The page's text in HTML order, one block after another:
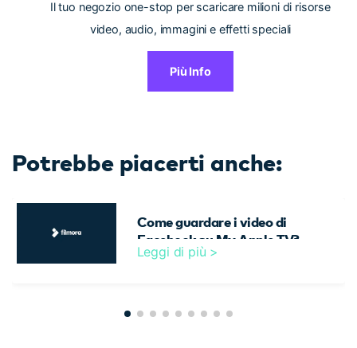
Il tuo negozio one-stop per scaricare milioni di risorse
video, audio, immagini e effetti speciali
Più Info
Potrebbe piacerti anche:
Come guardare i video di
Facebook su My Apple TV?
Leggi di più >